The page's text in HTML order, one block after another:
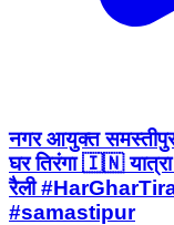
नगर आयुक्त समस्तीपुर
घर तिरंगा 🇮🇳 यात्रा
रैली
#samastipur